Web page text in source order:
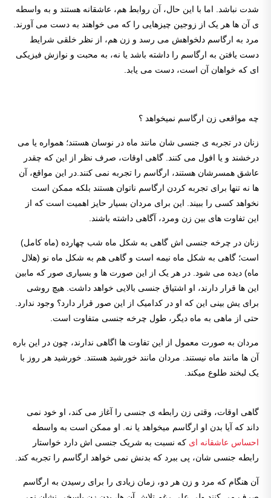
شدت نباشد. اما با این حال، آن روابط هم، عاشقانه هستند و به واسطه
ی آن ها هر یک از زوجین چیزهایی را که می خواهند به دست می آورند.
مرد به ارگاسم دلخواهش می رسد و زن هم، از نظر خلقی شرایط
دست یافتن به ارگاسم را داشته باشد یا نه، به محبت و نوازش فیزیکی
ای که خواهان آن است، دست می یابد.
چه مواقعی زن ارگاسم نمیخواهد ؟
زنان در تجربه ی جنسی شان مانند ماه در نوسان هستند؛ همواره یا می
درخشند و یا افول می کنند. گاهی اوقات، صرف نظر از این که چقدر
عاشق همسرشان هستند، ارگاسم را تجربه نمی کنند.در این مواقع، آن
ها نه تنها برای تجربه کردن ارگاسم ناتوان هستند بلکه ممکن است
نخواهد کسی را ببیند. این برای مردان بسیار حایز اهمیت است که از
این تفاوت های بین زن ومرد، آگاهی داشته باشند.
زنان در چرخه جنسی اش گاهی به شکل ماه شب چهارده (ماه کامل)
است؛ گاهی به شکل ماه نیمه است و گاهی هم به شکل ماه نو (هلال
ماه) دیده می شود. در هر یک از این صورت ها و بسیاری صور که مابین
این ها قرار دارند، او اشتیاق جنسی بالایی خواهد داشت. هیچ روشی
برای یش بینی این که او در کدامیک از این صور قرار دارد؟ وجود ندارد.
حتی از ماهی به ماه دیگر، طول چرخه جنسی متفاوت است.
مردان به صورت معمول از این تفاوت ها اگاهی ندارند، چون در این باره
آن ها مانند ماه نیستند. مردان مانند خورشید هستند. خورشید هر روز با
یک لبخند طلوع می­­کند.
گاهی اوقات، وقتی زن رابطه ی جنسی را آغاز می کند، او خود نمی
داند که آیا بدن او ارگاسم میخواهد یا نه. او ممکن است به واسطه
احساس عاشقانه ای که نسبت به شریک جنسی اش دارد خواستار
رابطه جنسی شان، پی ببرد که بدنش نمی خواهد ارگاسم را تجربه کند.
آن هنگام که مرد و زن هر دو، زمان زیادی را برای رسیدن به ارگاسم